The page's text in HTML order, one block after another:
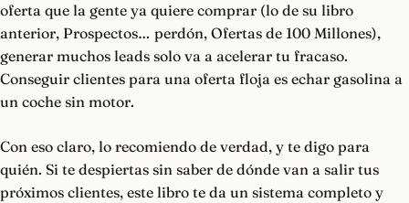
oferta que la gente ya quiere comprar (lo de su libro
anterior, Prospectos… perdón, Ofertas de 100 Millones),
generar muchos leads solo va a acelerar tu fracaso.
Conseguir clientes para una oferta floja es echar gasolina a
un coche sin motor.
Con eso claro, lo recomiendo de verdad, y te digo para
quién. Si te despiertas sin saber de dónde van a salir tus
próximos clientes, este libro te da un sistema completo y